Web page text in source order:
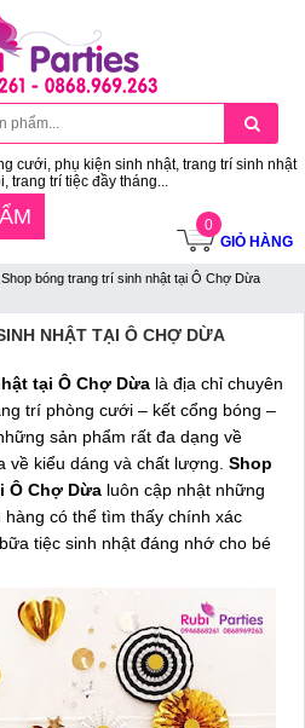
cưới, phụ kiện sinh nhật, trang trí sinh nhật
trang trí tiệc đầy tháng...
0
GIỎ HÀNG
Shop bóng trang trí sinh nhật tại Ô Chợ Dừa
NHẬT TẠI Ô CHỢ DỪA
tại Ô Chợ Dừa là địa chỉ chuyên
trí phòng cưới – kết cổng bóng –
sản phẩm rất đa dạng về
kiểu dáng và chất lượng. Shop
Ô Chợ Dừa luôn cập nhật những
có thể tìm thấy chính xác
tiệc sinh nhật đáng nhớ cho bé